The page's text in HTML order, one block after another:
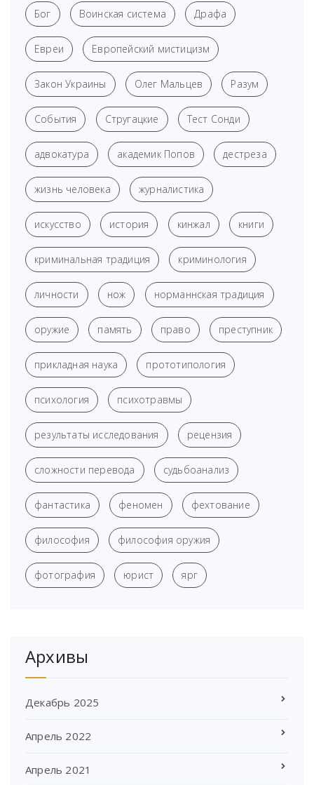
Бог Воинская система Драфа
Евреи Европейский мистицизм
Закон Украины Олег Мальцев Разум
События Стругацкие Тест Сонди
адвокатура академик Попов дестреза
жизнь человека журналистика
искусство история кинжал книги
криминальная традиция криминология
личности нож норманнская традиция
оружие память право преступник
прикладная наука прототипология
психология психотравмы
результаты исследования рецензия
сложности перевода судьбоанализ
фантастика феномен фехтование
философия философия оружия
фотография юрист ярг
Архивы
Декабрь 2025
Апрель 2022
Апрель 2021